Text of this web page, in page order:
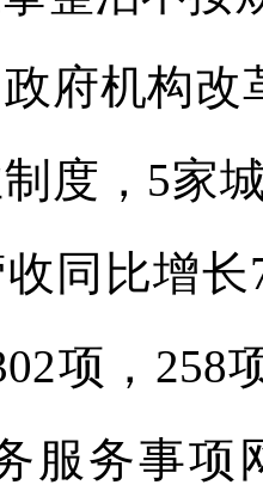
府机构改
度，5家
同比增长
项，258
服务事项